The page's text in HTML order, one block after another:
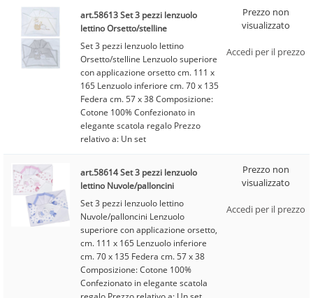
art.58613 Set 3 pezzi lenzuolo
lettino Orsetto/stelline
Set 3 pezzi lenzuolo lettino
Orsetto/stelline Lenzuolo superiore
con applicazione orsetto cm. 111 x
165 Lenzuolo inferiore cm. 70 x 135
Federa cm. 57 x 38 Composizione:
Cotone 100% Confezionato in
elegante scatola regalo Prezzo
relativo a: Un set
Prezzo non
visualizzato
Accedi per il prezzo
art.58614 Set 3 pezzi lenzuolo
lettino Nuvole/palloncini
Set 3 pezzi lenzuolo lettino
Nuvole/palloncini Lenzuolo
superiore con applicazione orsetto,
cm. 111 x 165 Lenzuolo inferiore
cm. 70 x 135 Federa cm. 57 x 38
Composizione: Cotone 100%
Confezionato in elegante scatola
Prezzo non
visualizzato
Accedi per il prezzo